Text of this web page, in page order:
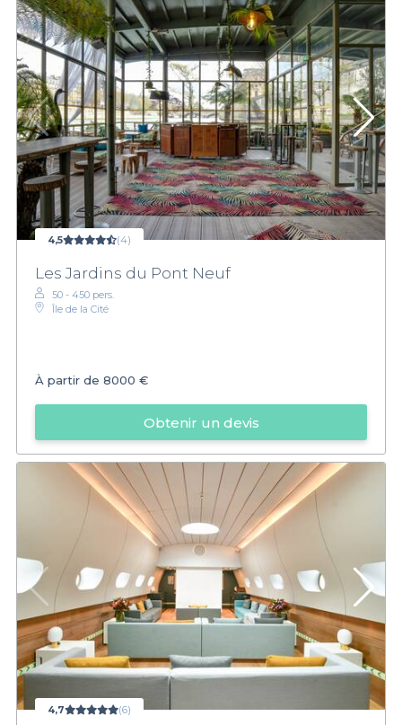
4,5 (4)
Les Jardins du Pont Neuf
50 - 450 pers.
Île de la Cité
À partir de 8000 €
Obtenir un devis
4,7 (6)